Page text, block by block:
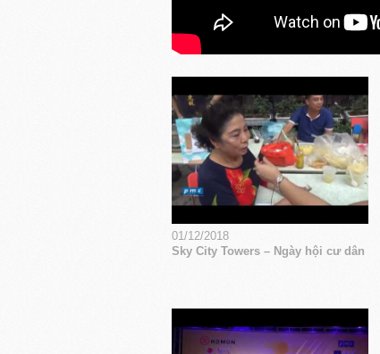
01/12/2018
Sky City Towers – Ngày hội cư dân